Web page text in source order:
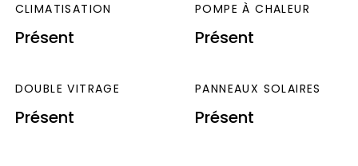
CLIMATISATION
Présent
POMPE À CHALEUR
Présent
DOUBLE VITRAGE
Présent
PANNEAUX SOLAIRES
Présent